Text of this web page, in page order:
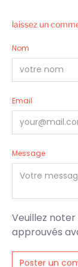
laissez un
Nom
Email
Message
Veuillez
approuvés